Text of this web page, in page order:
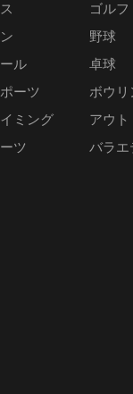
ゴルフ
野球
ル
卓球
ーツ
ボウリ
ミング
アウト
ツ
バラエ